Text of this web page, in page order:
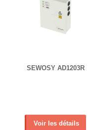
SEWOSY AD1203R
Voir les détails